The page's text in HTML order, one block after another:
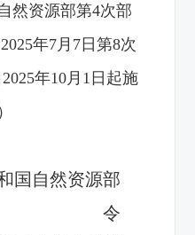
然资源部第4次部
年7月7日第8次
年10月1日起施
国自然资源部
令